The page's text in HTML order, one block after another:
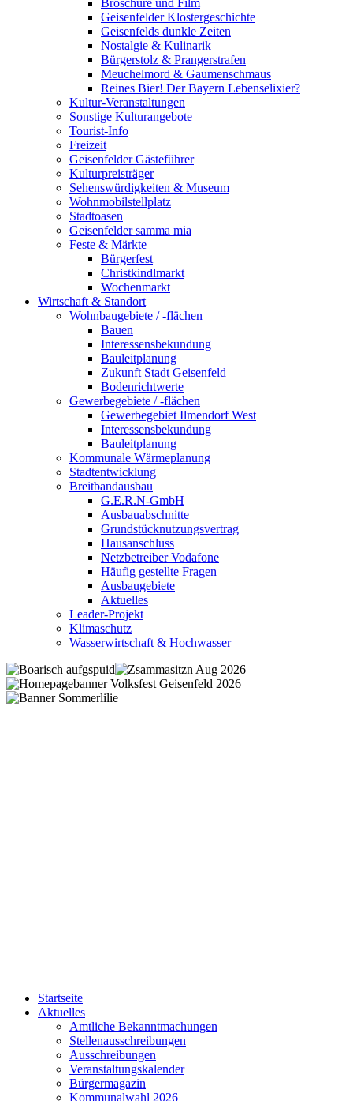
Broschüre und Film
Geisenfelder Klostergeschichte
Geisenfelds dunkle Zeiten
Nostalgie & Kulinarik
Bürgerstolz & Prangerstrafen
Meuchelmord & Gaumenschmaus
Reines Bier! Der Bayern Lebenselixier?
Kultur-Veranstaltungen
Sonstige Kulturangebote
Tourist-Info
Freizeit
Geisenfelder Gästeführer
Kulturpreisträger
Sehenswürdigkeiten & Museum
Wohnmobilstellplatz
Stadtoasen
Geisenfelder samma mia
Feste & Märkte
Bürgerfest
Christkindlmarkt
Wochenmarkt
Wirtschaft & Standort
Wohnbaugebiete / -flächen
Bauen
Interessensbekundung
Bauleitplanung
Zukunft Stadt Geisenfeld
Bodenrichtwerte
Gewerbegebiete / -flächen
Gewerbegebiet Ilmendorf West
Interessensbekundung
Bauleitplanung
Kommunale Wärmeplanung
Stadtentwicklung
Breitbandausbau
G.E.R.N-GmbH
Ausbauabschnitte
Grundstücknutzungsvertrag
Hausanschluss
Netzbetreiber Vodafone
Häufig gestellte Fragen
Ausbaugebiete
Aktuelles
Leader-Projekt
Klimaschutz
Wasserwirtschaft & Hochwasser
Startseite
Aktuelles
Amtliche Bekanntmachungen
Stellenausschreibungen
Ausschreibungen
Veranstaltungskalender
Bürgermagazin
Kommunalwahl 2026